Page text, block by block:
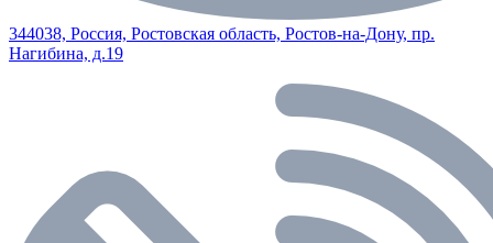
344038, Россия, Ростовская область, Ростов-на-Дону, пр.
Нагибина, д.19